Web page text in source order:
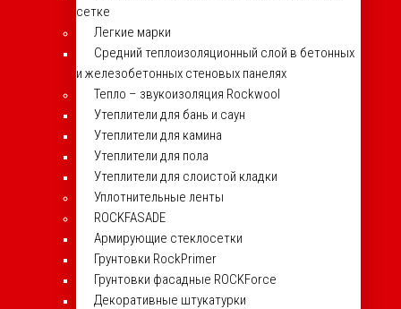
сетке
Легкие марки
Средний теплоизоляционный слой в бетонных
и железобетонных стеновых панелях
Тепло – звукоизоляция Rockwool
Утеплители для бань и саун
Утеплители для камина
Утеплители для пола
Утеплители для слоистой кладки
Уплотнительные ленты
ROCKFASADE
Армирующие стеклосетки
Грунтовки RockPrimer
Грунтовки фасадные ROCKForce
Декоративные штукатурки